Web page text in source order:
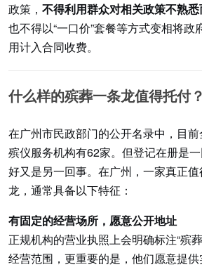
政策， 不得利用群众对相关政策不熟
也不得以“一口价”套餐等方式变相将政
用计入合同收费。
什么样的殡葬一条龙值得托付？
在广州市民政部门的公开名录中，目
殡仪服务机构有62家。但登记在册是
好又是另一回事。在广州，一家真正
龙，通常具备以下特征：
有固定的经营场所，愿意公开地址
正规机构的营业执照上会明确标注“殡
经营范围，更重要的是，他们愿意提